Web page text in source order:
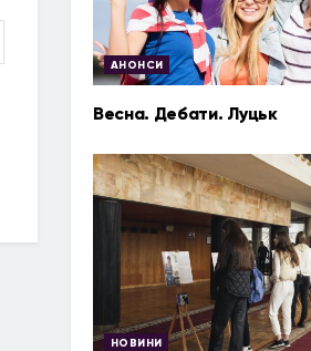
АНОНСИ
Весна. Дебати. Луцьк
НОВИНИ